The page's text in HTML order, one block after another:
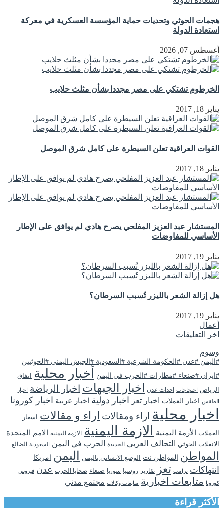
هجمات الحوثي وتحديات حماية المؤسسة العسكرية في معركة
استعادة الدولة
أغسطس 07, 2026
الخرطوم تشتكي على مصر مجددا بشأن مثلث حلايب
يناير 18, 2017
القوات العراقية تعلن السيطرة على كامل شرق الموصل
يناير 18, 2017
المستشار عبد العزيز المفلحي يصرح هادي لم يوافق على الإطار
الأساسي للمفاوضات
يناير 19, 2017
هل إزالة الشعر بالليزر تُسبب السرطان؟
يناير 19, 2017
أعمال
اخر التعليقات
وسوم
#اليمن #عدن #الحكومة الشرعية #السعودية #الجيش اليمني #الحوثيين
#ايران #صنعاء #مطارات #الحرب في اليمن
أخبار محلية
اتفاق
الرياض
احتجاجات احداث عدن اخبار الجبهات اخبار الرياضة اخبار
الطقس
اخبار العملات اخبار تعز اخبار دولية اخبار عربية اخبار كورونا
اخبار محلية اراء ومقالات اراء و مقالات اسعار
العملات الأزمة اليمنية الازمة اليمنية الازمه اليمنيه الامم المتحدة
الانقلاب الحوثي التحالف العربي الحديدة الحرب في اليمن السعودية الضالع
المواطن المواطن نت الوضع الانساني باليمن اليمن امريكا
انتهاكات ترامب تعز تقارير روسيا سوريا صنعاء ضحايا الحرب عدن فيروس
كورونا متابعات اخبارية متابعات وكالات مجتمع مدني
الأكثر قراءة